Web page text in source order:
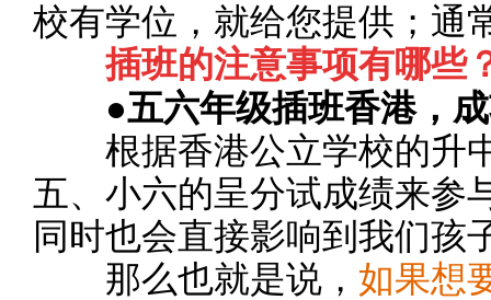
校有学位，就给您提供；通
插班的注意事项有哪些
●五六年级插班香港，
根据香港公立学校的升
五、小六的呈分试成绩来参
同时也会直接影响到我们孩
那么也就是说， 如果想